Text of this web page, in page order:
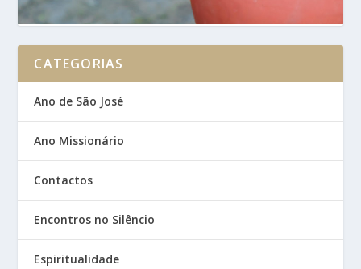
CATEGORIAS
Ano de São José
Ano Missionário
Contactos
Encontros no Silêncio
Espiritualidade